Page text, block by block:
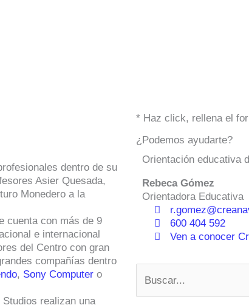
dentro de su
Asier Quesada,
Monedero a la
cuenta con más de 9
e internacional
del Centro con gran
compañías dentro
, Sony Computer o
realizan una
* Haz click, rellena el
¿Podemos ayudarte?
Orientación educativa
Rebeca Gómez
Orientadora Educativa
600 404 592
Ven a conocer